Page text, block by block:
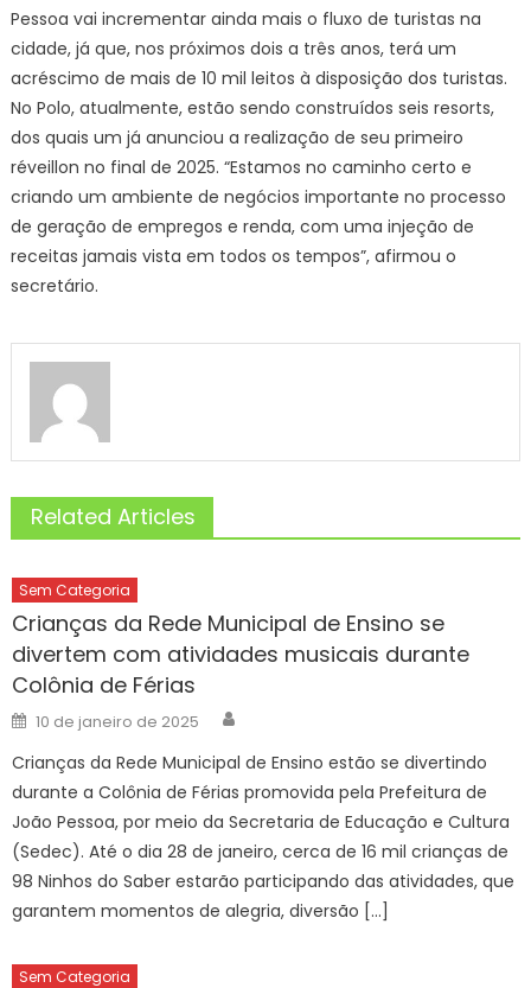
Pessoa vai incrementar ainda mais o fluxo de turistas na
cidade, já que, nos próximos dois a três anos, terá um
acréscimo de mais de 10 mil leitos à disposição dos turistas.
No Polo, atualmente, estão sendo construídos seis resorts,
dos quais um já anunciou a realização de seu primeiro
réveillon no final de 2025. “Estamos no caminho certo e
criando um ambiente de negócios importante no processo
de geração de empregos e renda, com uma injeção de
receitas jamais vista em todos os tempos”, afirmou o
secretário.
Related Articles
Sem Categoria
Crianças da Rede Municipal de Ensino se
divertem com atividades musicais durante
Colônia de Férias
Posted
on
10 de janeiro de 2025
Crianças da Rede Municipal de Ensino estão se divertindo
durante a Colônia de Férias promovida pela Prefeitura de
João Pessoa, por meio da Secretaria de Educação e Cultura
(Sedec). Até o dia 28 de janeiro, cerca de 16 mil crianças de
98 Ninhos do Saber estarão participando das atividades, que
garantem momentos de alegria, diversão […]
Sem Categoria